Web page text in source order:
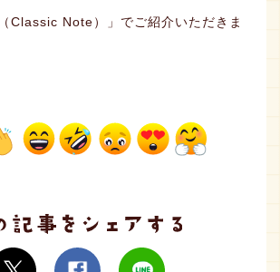
Classic Note）」でご紹介いただきま